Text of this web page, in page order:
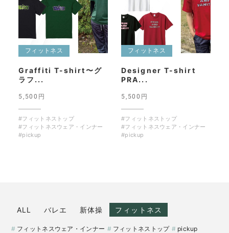
フィットネス
Graffiti T-shirt〜グ
ラフ...
5,500円
#フィットネストップ
#フィットネスウェア・インナー
#pickup
フィットネス
Designer T-shirt
PRA...
5,500円
#フィットネストップ
#フィットネスウェア・インナー
#pickup
ALL バレエ 新体操 フィットネス
フィットネスウェア・インナー フィットネストップ
pickup